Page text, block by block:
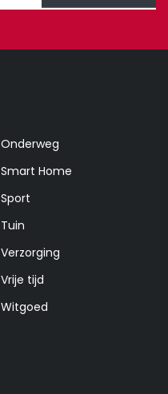
Onderweg
Smart Home
Sport
Tuin
Verzorging
Vrije tijd
Witgoed